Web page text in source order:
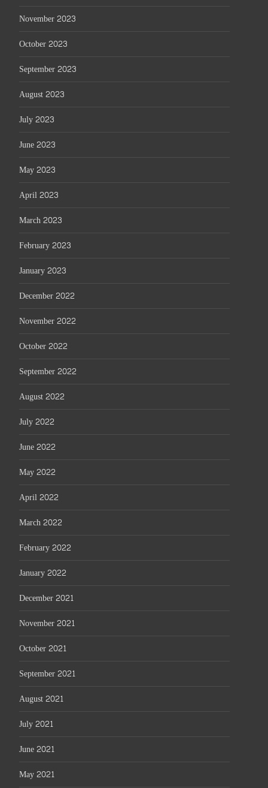
November 2023
October 2023
September 2023
August 2023
July 2023
June 2023
May 2023
April 2023
March 2023
February 2023
January 2023
December 2022
November 2022
October 2022
September 2022
August 2022
July 2022
June 2022
May 2022
April 2022
March 2022
February 2022
January 2022
December 2021
November 2021
October 2021
September 2021
August 2021
July 2021
June 2021
May 2021